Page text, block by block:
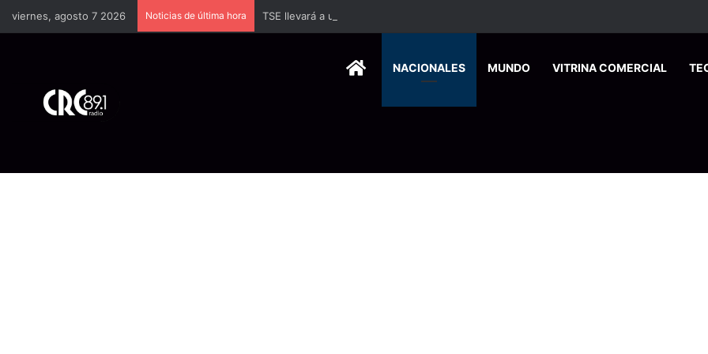
viernes, agosto 7 2026 Noticias de última hora TSE llevará a universitarios herramientas para enfrentar la desinformación en redes
HOMENACIONALES MUNDO VITRINA COMERCIAL